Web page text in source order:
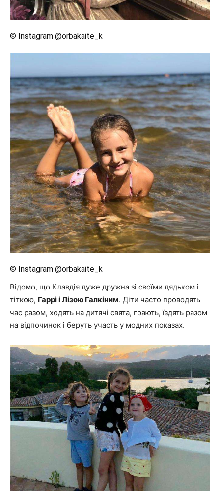
© Instagram @orbakaite_k
© Instagram @orbakaite_k
Відомо, що Клавдія дуже дружна зі своїми дядьком і
тіткою, Гаррі і Лізою Галкіним. Діти часто проводять
час разом, ходять на дитячі свята, грають, їздять разом
на відпочинок і беруть участь у модних показах.